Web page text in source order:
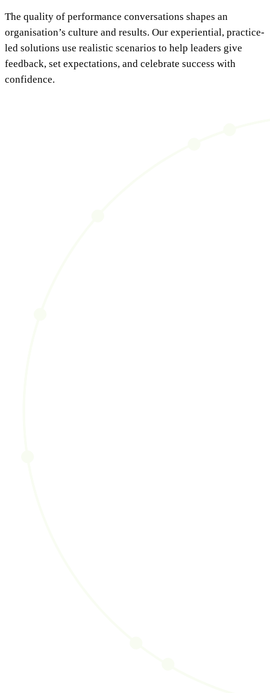
The quality of performance conversations shapes an
organisation’s culture and results. Our experiential, practice-
led solutions use realistic scenarios to help leaders give
feedback, set expectations, and celebrate success with
confidence.​​​​‌ ‍ ​‍​‍‌‍ ‌ ​‍‌‍‍‌‌‍‌ ‌‍‍‌‌‍ ‍​‍​‍​ ‍‍​‍​‍‌ ​ ‌‍​‌‌‍ ‍‌‍‍‌‌ ‌​‌ ‍‌​‍ ‍‌‍‍‌‌‍ ​‍​‍​‍ ​​‍​‍‌‍‍​‌ ​‍‌‍‌‌‌‍‌‍​‍​‍​ ‍‍​‍​‍‌‍‍​‌ ‌​‌ ‌​‌ ​​​ ‍‍​‍ ​‍ ‌‍ ​‌‍ ‌‍​ ‌‍​‌‌‍ ​‌‍‍​‌‍ ‌ ​ ‌ ‌​​ ‍‍​ ​ ​ ​ ​ ​ ​ ​ ​‍ ‌‍‍‌‌‍ ‍‌ ‌​‌‍‌‌‌‍ ‍‌ ‌​​‍ ‌‍‌‌‌‍‌​‌‍‍‌‌ ‌​​‍ ‌‍ ‌‌‍ ‌‍‌​‌‍‌‌​ ‌‌ ​​‌ ​‍‌‍‌‌‌ ​ ‌‍‌‌‌‍ ‍‌ ‌​‌‍​‌‌ ‌​‌‍‍‌‌‍ ‌‍ ‍​ ‍ ‌‍‍‌‌‍‌​​ ‌​ ​‌​ ​‍‌‍​ ​ ​ ‌‍‌‍‌‍​ ‌‍​ ‌‍‌‌​‍ ‌​ ‌​​ ​‍‌‍‌​​ ​‌​‍ ‌​ ‌​​ ‌‍‌‍‌​‌‍​ ​‍ ‌​ ‍‌​ ‍​‌‍‌‌‌‍​‍​‍ ‌‌‍​ ​ ​‌‌‍‌‌‌‍​ ​ ​‍‌‍‌​‌‍‌‌‌‍‌​‌‍​ ‌‍‌‌​ ‌‍​ ‌​​ ‍ ‌ ‌​‌ ‍‌‌ ​​‌‍‌‌​ ‌‌ ​​‌‍​‌‌‍‌ ‌‍‌‌​ ‍ ‌ ​​‌‍​‌‌ ‌​‌‍‍​​ ‌‌ ​​‌‍​‌‌‍‌ ‌‍‌‌‌​​‍‌ ‌‌‌‍‍‌‌‍ ​‌‍‌​‌‍‌‌‌ ​‍​‍‌‌​ ‌‌‌​​‍‌‌ ‌‍‍ ‌‍‌‌‌ ‍‌​‍‌‌​ ​ ‌​‌​​‍‌‌​ ​ ‌​‌​​‍‌‌​ ​‍​ ​‍‌‍‌‌‌‍‌​​ ‌‌‌‍‌​​ ‌​​ ‌‍​ ‌‍​ ‌‌‌‍‌‌​ ‌‌​ ‌​‌‍‌‍​‍‌‌​ ​‍​ ​‍​‍‌‌​ ‌‌‌​‌​​‍ ‍‌ ​‍‌‍‍‌‌‍​ ‌‍‍​‌‌‌​‌‍‌‌‌ ‍​‌ ‌​​‍‌‌​ ‌‌‌​​‍‌‌ ‌‍‍ ‌‍‌‌‌ ‍‌​‍‌‌​ ​ ‌​‌​​‍‌‌​ ​ ‌​‌​​‍‌‌​ ​‍​ ​‍‌‍‌‌​ ​‌​ ‍​​ ‌​​ ‌‌​ ‌ ​ ‌ ‌‍​‍​ ​‍‌‍‌​‌‍​‌​ ‌‌​‍‌‌​ ​‍​ ​‍​‍‌‌​ ‌‌‌​‌​​‍ ‍‌‍​ ‌‍‍​‌‍‍‌‌‍ ​‌‍‌​‌ ​‍‌‍‌‌‌‍ ‍​‍‌‌​ ‌‌‌​​‍‌‌ ‌‍‍ ‌‍‌‌‌ ‍‌​‍‌‌​ ​ ‌​‌​​‍‌‌​ ​ ‌​‌​​‍‌‌​ ​‍​ ​‍​ ‌​‌‍​‌‌‍​‍‌‍‌‍‌‍​‌​ ‌‍​ ‌​​ ​‌​ ​​​ ‌​​ ‌‍‌‍​‍​‍‌‌​ ​‍​ ​‍​‍‌‌​ ‌‌‌​‌​​‍ ‍‌ ‌​‌‍‌‌‌ ‍​‌ ‌​​ ‌‍​‍‌‍​‌‌ ​ ‌‍‌‌‌‌‌‌‌ ​‍‌‍ ​​ ‌‌‍‍​‌ ‌​‌ ‌​‌ ​​​‍‌‌​ ​ ‌​​‌​‍‌‌​ ​‍‌​‌‍​‍‌‌​ ​‍‌​‌‍‌‍ ​‌‍ ‌‍​ ‌‍​‌‌‍ ​‌‍‍​‌‍ ‌ ​ ‌ ‌​​‍‌‌​ ​ ‌​​‌​ ​ ​ ​ ​ ​ ​ ​ ​‍‌‍‌‍‍‌‌‍‌​​ ‌​ ​‌​ ​‍‌‍​ ​ ​ ‌‍‌‍‌‍​ ‌‍​ ‌‍‌‌​‍ ‌​ ‌​​ ​‍‌‍‌​​ ​‌​‍ ‌​ ‌​​ ‌‍‌‍‌​‌‍​ ​‍ ‌​ ‍‌​ ‍​‌‍‌‌‌‍​‍​‍ ‌‌‍​ ​ ​‌‌‍‌‌‌‍​ ​ ​‍‌‍‌​‌‍‌‌‌‍‌​‌‍​ ‌‍‌‌​ ‌‍​ ‌​​‍‌‍‌ ‌​‌ ‍‌‌ ​​‌‍‌‌​ ‌‌ ​​‌‍​‌‌‍‌ ‌‍‌‌​‍‌‍‌ ​​‌‍​‌‌ ‌​‌‍‍​​ ‌‌ ​​‌‍​‌‌‍‌ ‌‍‌‌‌​​‍‌ ‌‌‌‍‍‌‌‍ ​‌‍‌​‌‍‌‌‌ ​‍​‍‌‌​ ‌‌‌​​‍‌‌ ‌‍‍ ‌‍‌‌‌ ‍‌​‍‌‌​ ​ ‌​‌​​‍‌‌​ ​ ‌​‌​​‍‌‌​ ​‍​ ​‍‌‍‌‌‌‍‌​​ ‌‌‌‍‌​​ ‌​​ ‌‍​ ‌‍​ ‌‌‌‍‌‌​ ‌‌​ ‌​‌‍‌‍​‍‌‌​ ​‍​ ​‍​‍‌‌​ ‌‌‌​‌​​‍ ‍‌ ​‍‌‍‍‌‌‍​ ‌‍‍​‌‌‌​‌‍‌‌‌ ‍​‌ ‌​​‍‌‌​ ‌‌‌​​‍‌‌ ‌‍‍ ‌‍‌‌‌ ‍‌​‍‌‌​ ​ ‌​‌​​‍‌‌​ ​ ‌​‌​​‍‌‌​ ​‍​ ​‍‌‍‌‌​ ​‌​ ‍​​ ‌​​ ‌‌​ ‌ ​ ‌ ‌‍​‍​ ​‍‌‍‌​‌‍​‌​ ‌‌​‍‌‌​ ​‍​ ​‍​‍‌‌​ ‌‌‌​‌​​‍ ‍‌‍​ ‌‍‍​‌‍‍‌‌‍ ​‌‍‌​‌ ​‍‌‍‌‌‌‍ ‍​‍‌‌​ ‌‌‌​​‍‌‌ ‌‍‍ ‌‍‌‌‌ ‍‌​‍‌‌​ ​ ‌​‌​​‍‌‌​ ​ ‌​‌​​‍‌‌​ ​‍​ ​‍​ ‌​‌‍​‌‌‍​‍‌‍‌‍‌‍​‌​ ‌‍​ ‌​​ ​‌​ ​​​ ‌​​ ‌‍‌‍​‍​‍‌‌​ ​‍​ ​‍​‍‌‌​ ‌‌‌​‌​​‍ ‍‌ ‌​‌‍‌‌‌ ‍​‌ ‌​​‍‌‍‌ ​​‌‍‌‌‌ ​‍‌ ​ ‌ ​​‌‍‌‌‌‍​ ‌ ‌​‌‍‍‌‌ ‌‍‌‍‌‌​ ‌‌ ​​‌ ‌‌‌‍​‍‌‍ ​‌‍‍‌‌ ​ ‌‍‍​‌‍‌‌‌‍‌​​‍​‍‌ ‌